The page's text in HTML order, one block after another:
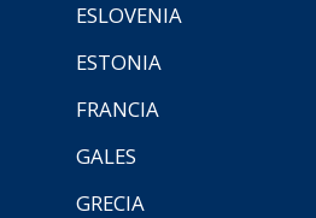
ESLOVENIA
ESTONIA
FRANCIA
GALES
GRECIA